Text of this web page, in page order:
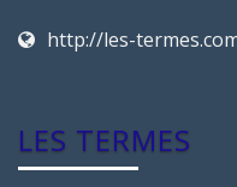
http://les-
LES TERMES